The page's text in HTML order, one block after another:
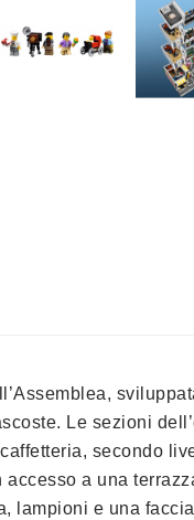
Le sezioni
secondo
a una
lampioni e una